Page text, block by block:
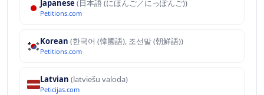
Japanese (日本語 (にほんご／にっぽんご))
Petitions.com
Korean (한국어 (韓國語), 조선말 (朝鮮語))
Petitions.com
Latvian (latviešu valoda)
Peticijas.com